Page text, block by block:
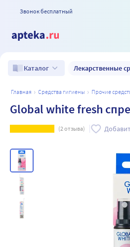
Звонок бесплатный
Каталог Лекарственные
главная средства гигиены прочие
Global white fresh
(2отзыва)